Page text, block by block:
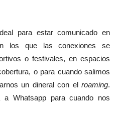
para estar comunicado en
los que las conexiones se
o festivales, en espacios
o para cuando salimos
un dineral con el roaming.
a Whatsapp para cuando nos